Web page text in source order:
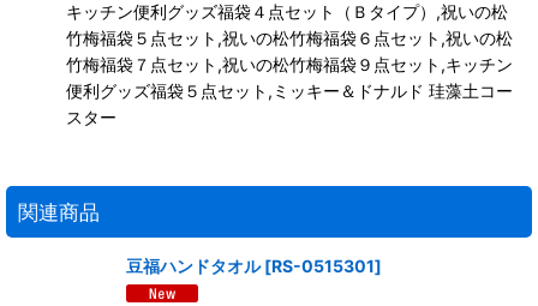
キッチン便利グッズ福袋４点セット（Ｂタイプ）,祝いの松
竹梅福袋５点セット,祝いの松竹梅福袋６点セット,祝いの松
竹梅福袋７点セット,祝いの松竹梅福袋９点セット,キッチン
便利グッズ福袋５点セット,ミッキー＆ドナルド 珪藻土コー
スター
関連商品
豆福ハンドタオル [RS-0515301]